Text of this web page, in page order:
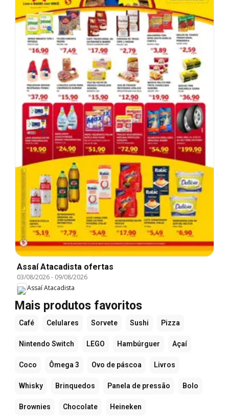
Assaí Atacadista ofertas
03/08/2026- 09/08/2026
Assaí Atacadista
Mais produtos favoritos
Café Celulares Sorvete Sushi Pizza
Nintendo Switch LEGO Hambúrguer Açaí
Coco Ômega 3 Ovo de páscoa Livros
Whisky Brinquedos Panela de pressão Bolo
Brownies Chocolate Heineken